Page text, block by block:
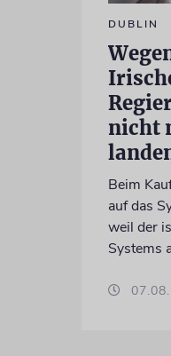
DUBLIN
nicht
Beim
auf das
weil der
Systems